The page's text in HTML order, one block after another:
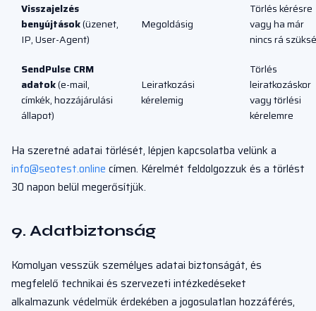
Visszajelzés
benyújtások(üzenet,
IP, User-Agent)
Megoldásig
Törlés kérésre
vagy ha már
nincs rá
SendPulse CRM
adatok(e-mail,
címkék, hozzájárulási
állapot)
Leiratkozási
kérelemig
Törlés
leiratkozáskor
vagy törlési
kérelemre
Ha szeretné adatai törlését, lépjen kapcsolatba velünk a
info@seotest.online címen. Kérelmét feldolgozzuk és a törlést
30 napon belül megerősítjük.
9. Adatbiztonság
Komolyan vesszük személyes adatai biztonságát, és
megfelelő technikai és szervezeti intézkedéseket
alkalmazunk védelmük érdekében a jogosulatlan hozzáférés,